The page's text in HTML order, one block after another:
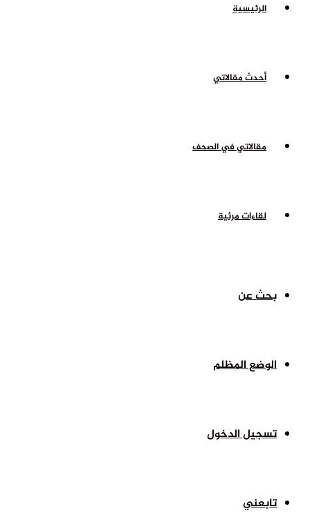
الرئيسية
أحدث مقالاتي
مقالاتي في الصحف
لقاءات مرئية
بحث عن
الوضع المظلم
تسجيل الدخول
تابعني